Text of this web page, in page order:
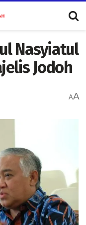
Nasyiatul
Jodoh
AA